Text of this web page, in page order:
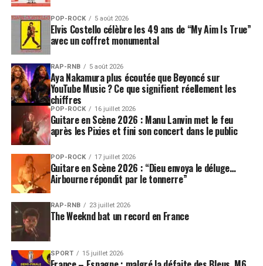
POP-ROCK 5 août 2026
Elvis Costello célèbre les 49 ans de “My Aim Is True”
avec un coffret monumental
RAP-RNB 5 août 2026
Aya Nakamura plus écoutée que Beyoncé sur
YouTube Music ? Ce que signifient réellement les
chiffres
POP-ROCK 16 juillet 2026
Guitare en Scène 2026 : Manu Lanvin met le feu
après les Pixies et fini son concert dans le public
POP-ROCK 17 juillet 2026
Guitare en Scène 2026 : “Dieu envoya le déluge…
Airbourne répondit par le tonnerre”
RAP-RNB 23 juillet 2026
The Weeknd bat un record en France
SPORT 15 juillet 2026